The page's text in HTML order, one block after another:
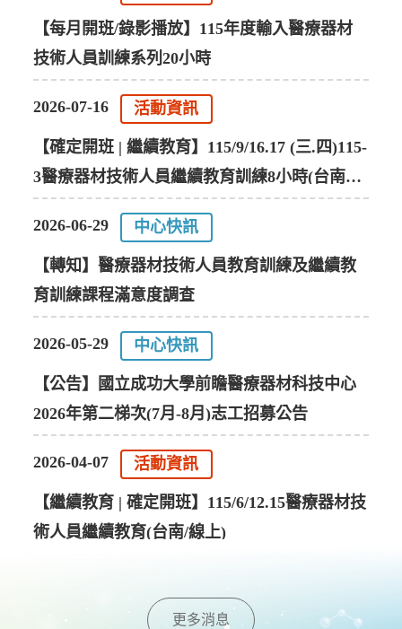
聯絡我們
語系
【每月開班/錄影播放】115年度輸入醫療器材
技術人員訓練系列20小時
2026-07-16 活動資訊
【確定開班 | 繼續教育】115/9/16.17 (三.四)115-
3醫療器材技術人員繼續教育訓練8小時(台南
2026-06-29
中心快訊
【轉知】醫療器材技術人員教育訓練及繼續教
育訓練課程滿意度調查
2026-05-29 中心快訊
【公告】國立成功大學前瞻醫療器材科技中心
2026年第二梯次(7月-8月)志工招募公告
2026-04-07 活動資訊
【繼續教育 | 確定開班】115/6/12.15醫療器材技
術人員繼續教育(台南/線上)
更多消息